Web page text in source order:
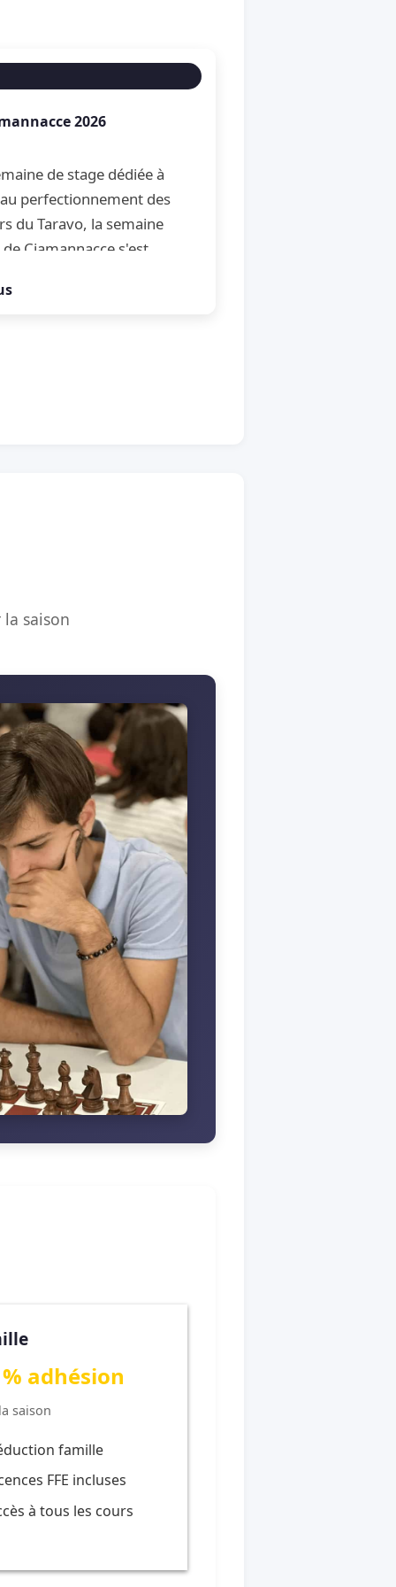
2026
de stage dédiée à
perfectionnement des
du Taravo, la semaine
Ciamannacce s'est
saison
adhésion
saison
famille
FFE incluses
à tous les cours